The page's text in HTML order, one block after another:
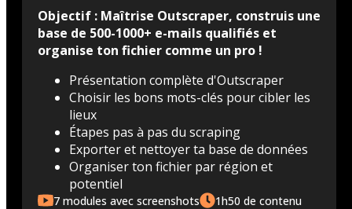
Objectif : Maîtrise Outscraper, construis une
base de 500-1000+ e-mails qualifiés et
organise ton fichier comme un pro !
Présentation complète d'Outscraper
Choisir les bons mots-clés pour cibler les
lieux
Étapes pas à pas du scraping
Exporter et nettoyer ta base de données
Organiser ton fichier par région et
potentiel
7 modules avec screenshots 1h50 de contenu